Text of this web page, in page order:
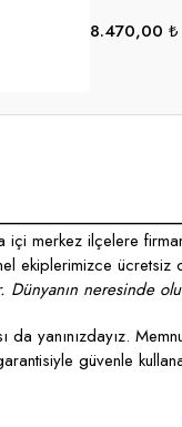
8.470,00 ₺
içi merkez ilçelere
ekiplerimizce ücretsiz
Dünyanın neresinde
da yanınızdayız.
güvenle